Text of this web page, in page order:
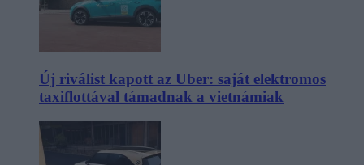
Új riválist kapott az Uber: saját elektromos
taxiflottával támadnak a vietnámiak